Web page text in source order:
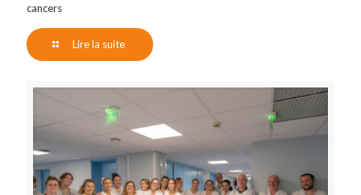
cancers
Lire la suite